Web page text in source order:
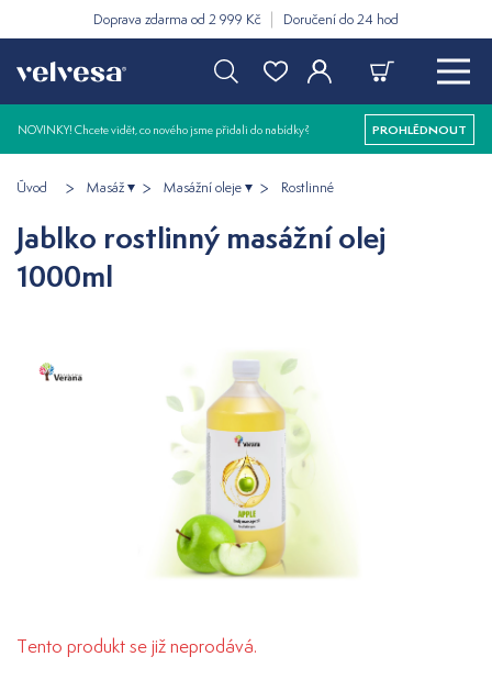
Doprava zdarma od 2 999 Kč Doručení do 24 hod
NOVINKY! Chcete vidět, co nového jsme přidali do nabídky? PROHLÉDNOUT
Úvod Masáž Masážní oleje Rostlinné
Jablko rostlinný masážní olej
1000ml
Tento produkt se již neprodává.